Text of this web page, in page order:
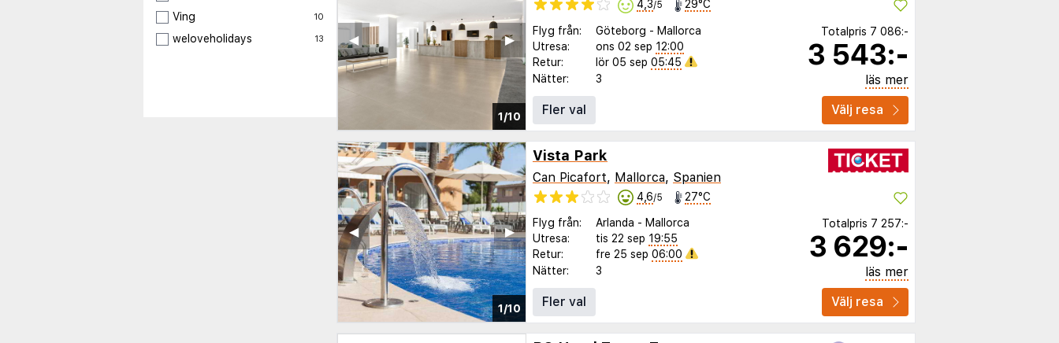
Ving 10
weloveholidays 13
1/10
▶︎
◀︎
4,3/5 29°C
Flyg från: Göteborg - Mallorca
Utresa:
ons 02 sep 12:00
Retur:
lör 05 sep 05:45
Nätter:
3
Totalpris 7 086:-
3 543:-
läs mer
Fler val
Välj resa
1/10
▶︎
◀︎
Vista Park
Can Picafort, Mallorca, Spanien
4,6/5 27°C
Flyg från: Arlanda - Mallorca
Utresa:
tis 22 sep 19:55
Retur:
fre 25 sep 06:00
Nätter:
3
Totalpris 7 257:-
3 629:-
läs mer
Fler val
Välj resa